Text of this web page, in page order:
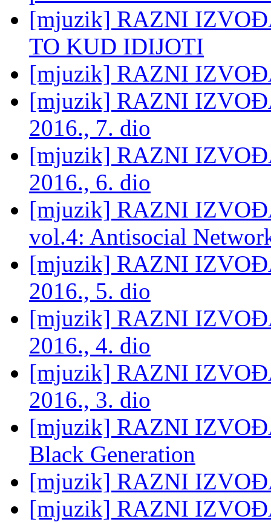
[mjuzik] RAZNI
TO KUD IDIJOTI
[mjuzik] RAZNI
[mjuzik] RAZNI
2016., 7. dio
[mjuzik] RAZNI
2016., 6. dio
[mjuzik] RAZNI
vol.4: Antisocial
[mjuzik] RAZNI
2016., 5. dio
[mjuzik] RAZNI
2016., 4. dio
[mjuzik] RAZNI
2016., 3. dio
[mjuzik] RAZNI
Black Generation
[mjuzik] RAZNI
[mjuzik] RAZNI